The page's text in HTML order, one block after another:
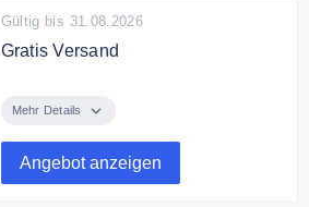
Gültig bis 31.08.2026
Gratis Versand
versandkostenfrei in Österreich,
Mehr Details
Angebot anzeigen